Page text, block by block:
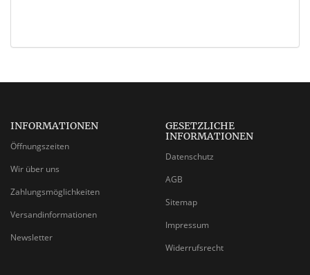
INFORMATIONEN
Öffnungszeiten
Wir über uns
Zahlungsmöglichkeiten
Versandinformationen
Newsletter
GESETZLICHE
INFORMATIONEN
Datenschutz
AGB
Sitemap
Impressum
Widerrufsrecht